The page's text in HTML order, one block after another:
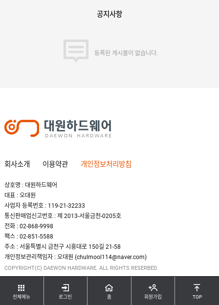
전체메뉴 로그인 홈 회원가입 TOP
공지사항
등록된 게시물이 없습니다.
회사소개 이용약관 개인정보처리방침
상호명 : 대원하드웨어
대표 : 오대원
사업자 등록번호 : 119-21-32233
통신판매업신고번호 : 제 2013-서울금천-0205호
전화 : 02-868-9998
팩스 : 02-851-5588
주소 : 서울특별시 금천구 시흥대로 150길 21-58
개인정보관리책임자 : 오대원 (chulmool114@naver.com)
COPYRIGHT(C) DAEWON HARDWARE. ALL RIGHTS RESERBED.